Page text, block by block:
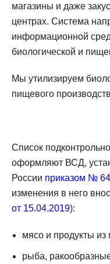
магазины и даже
центрах. Система
информационной
биологической и
Мы утилизируем
пищевого
Список
оформляют ВСД,
России приказом №
изменения в него
от 15.04.2019):
мясо и продукты из
рыба,